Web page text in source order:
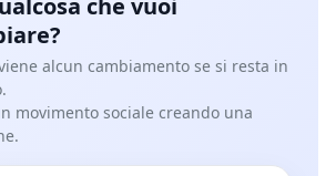
che vuoi
alcun cambiamento se si resta in
movimento sociale creando una